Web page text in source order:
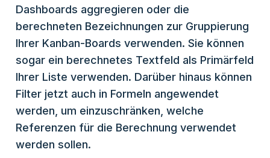
Dashboards aggregieren oder die
berechneten Bezeichnungen zur Gruppierung
Ihrer Kanban-Boards verwenden. Sie können
sogar ein berechnetes Textfeld als Primärfeld
Ihrer Liste verwenden. Darüber hinaus können
Filter jetzt auch in Formeln angewendet
werden, um einzuschränken, welche
Referenzen für die Berechnung verwendet
werden sollen.